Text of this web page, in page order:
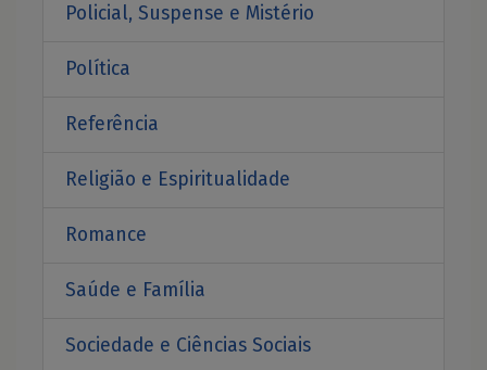
Policial, Suspense e Mistério
Política
Referência
Religião e Espiritualidade
Romance
Saúde e Família
Sociedade e Ciências Sociais